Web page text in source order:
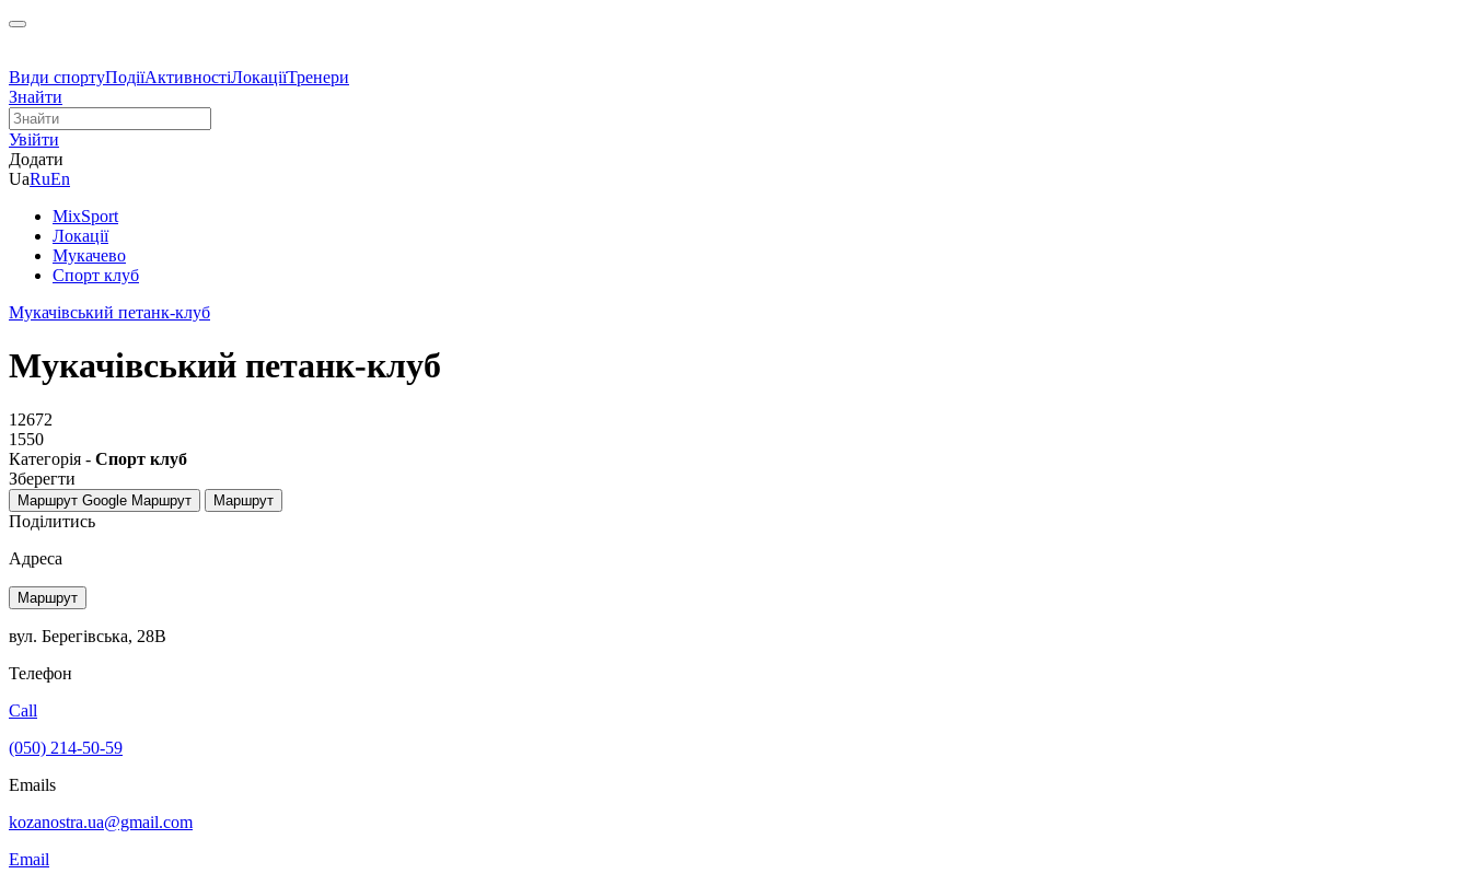
Види спортуПодіїАктивностіЛокаціїТренери
Знайти
Увійти
Додати
UaRuEn
MixSport
Локації
Мукачево
Спорт клуб
Мукачівський петанк-клуб
Мукачівський петанк-клуб
12672
1550
Категорія - Спорт клуб
Зберегти
Маршрут Google Маршрут Маршрут
Поділитись
Адреса
Маршрут
вул. Берегівська, 28В
Телефон
Call
(050) 214-50-59
Emails
kozanostra.ua@gmail.com
Email